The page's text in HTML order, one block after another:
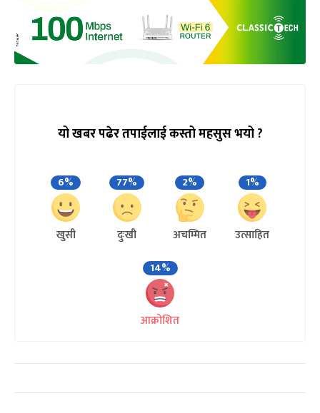
यो खबर पढेर तपाईलाई कस्तो महसुस भयो ?
6%
खुसी
77%
दुःखी
2%
अचम्मित
1%
उत्साहित
14%
आक्रोशित